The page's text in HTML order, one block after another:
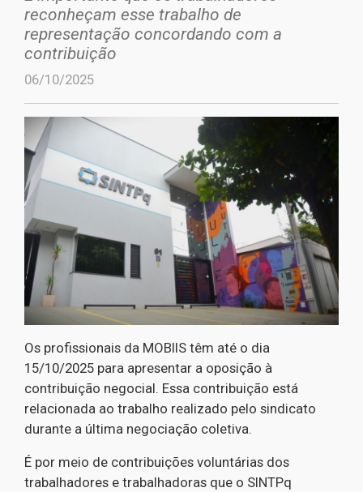
reconheçam esse trabalho de
representação concordando com a
contribuição
06/10/2025
Os profissionais da MOBIIS têm até o dia
15/10/2025 para apresentar a oposição à
contribuição negocial. Essa contribuição está
relacionada ao trabalho realizado pelo sindicato
durante a última negociação coletiva.
É por meio de contribuições voluntárias dos
trabalhadores e trabalhadoras que o SINTPq